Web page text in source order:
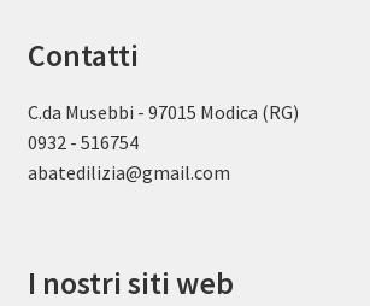
Contatti
C.da Musebbi - 97015 Modica (RG)
0932 - 516754
abatedilizia@gmail.com
I nostri siti web